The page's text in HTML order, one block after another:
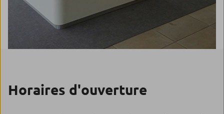
Horaires d'ouverture